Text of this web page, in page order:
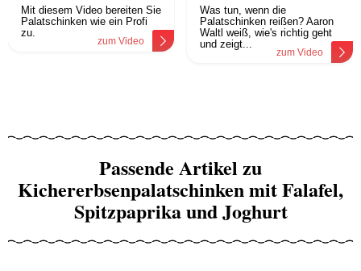
Mit diesem Video bereiten Sie
Palatschinken wie ein Profi
zu.
zum Video
Was tun, wenn die
Palatschinken reißen? Aaron
Waltl weiß, wie's richtig geht
und zeigt...
zum Video
Passende Artikel zu
Kichererbsenpalatschinken mit Falafel,
Spitzpaprika und Joghurt